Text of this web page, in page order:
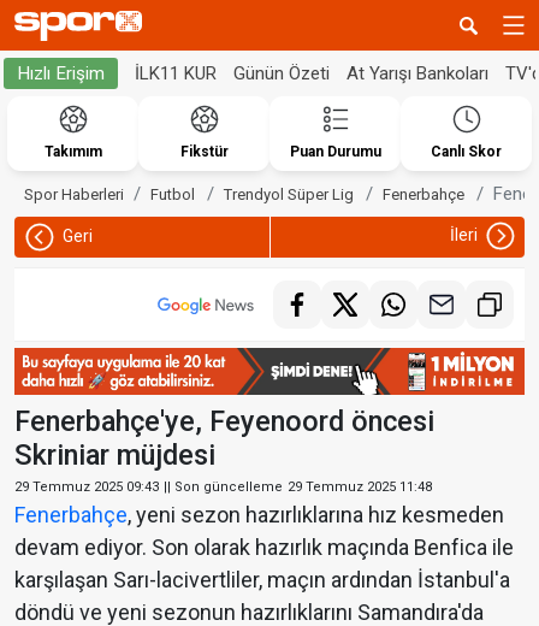
Hızlı Erişim İLK11 KUR Günün Özeti At Yarışı Bankoları
Takımım Fikstür Puan Durumu Canlı Skor
Spor Haberleri Futbol Trendyol Süper Lig Fenerbahçe
Geri İleri
Fenerbahçe'ye, Feyenoord öncesi
Skriniar müjdesi
29 Temmuz 2025 09:43 || Son güncelleme 29 Temmuz 2025 11:48
Fenerbahçe, yeni sezon hazırlıklarına hız kesmeden
devam ediyor. Son olarak hazırlık maçında Benfica ile
karşılaşan Sarı-lacivertliler, maçın ardından İstanbul'a
döndü ve yeni sezonun hazırlıklarını Samandıra'da